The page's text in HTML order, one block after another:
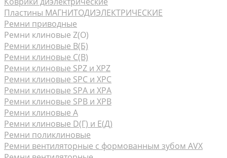
Пластины МАГНИТОДИЭЛЕКТРИЧЕСКИЕ
Ремни приводные
Ремни клиновые Z(О)
Ремни клиновые В(Б)
Ремни клиновые С(В)
Ремни клиновые SPZ и XPZ
Ремни клиновые SPC и XPC
Ремни клиновые SPA и XPA
Ремни клиновые SPB и XPB
Ремни клиновые А
Ремни клиновые D(Г) и Е(Д)
Ремни поликлиновые
Ремни вентиляторные с формованным зубом AVX